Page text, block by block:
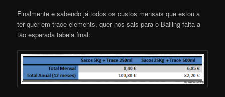
Finalmente e sabendo já todos os custos mensais que estou a
ter quer em trace elements, quer nos sais para o Balling falta a
tão esperada tabela final: